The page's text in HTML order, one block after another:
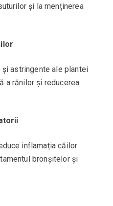
și la menținerea
astringente ale plantei
a rănilor și reducerea
inflamația căilor
bronșitelor și